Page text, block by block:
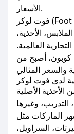
الأسعار.
فوت لوكر (Foot Locke)، الاسم العريق في عالم الأزياء
الأحذية،
العالمية.
أصبح من
الأصلية
وغيرها
السراويل،